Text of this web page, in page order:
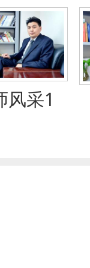
风采1